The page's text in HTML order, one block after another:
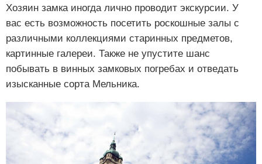
Хозяин замка иногда лично проводит экскурсии. У
вас есть возможность посетить роскошные залы с
различными коллекциями старинных предметов,
картинные галереи. Также не упустите шанс
побывать в винных замковых погребах и отведать
изысканные сорта Мельника.